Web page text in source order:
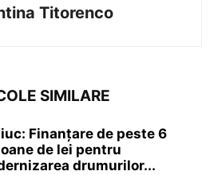
Titorenco
SIMILARE
Finanțare de peste 6
de lei pentru
drumurilor...